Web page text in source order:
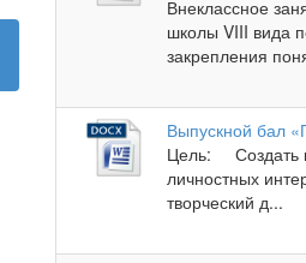
Внеклассное
школы VIII вида
закрепления
Выпускной бал
Цель: Создать
личностных
творческий д...